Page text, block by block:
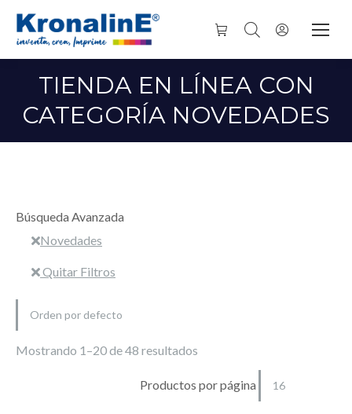
TIENDA EN LÍNEA CON
CATEGORÍA NOVEDADES
Búsqueda Avanzada
Novedades
Quitar Filtros
Mostrando 1–20 de 48 resultados
Productos por página